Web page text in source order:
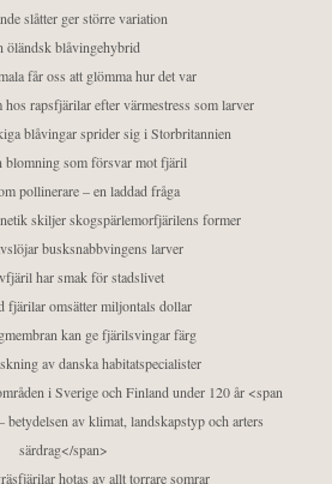
slåtter ger större variation
öländsk blåvingehybrid
får oss att glömma hur det var
rapsfjärilar efter värmestress som larver
blåvingar sprider sig i Storbritannien
blomning som försvar mot fjäril
pollinerare – en laddad fråga
skiljer skogspärlemorfjärilens former
busksnabbvingens larver
har smak för stadslivet
fjärilar omsätter miljontals dollar
kan ge fjärilsvingar färg
av danska habitatspecialister
i Sverige och Finland under 120 år <span
av klimat, landskapstyp och arters
särdrag</span>
hotas av allt torrare somrar